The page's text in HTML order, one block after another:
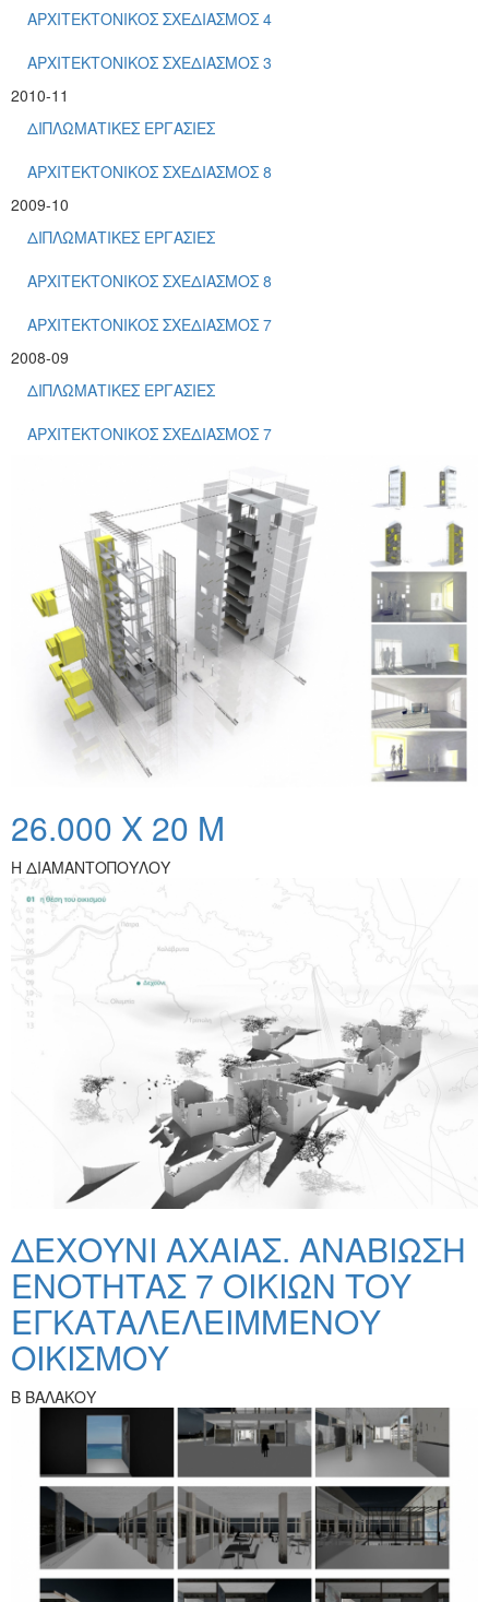
ΑΡΧΙΤΕΚΤΟΝΙΚΟΣ ΣΧΕΔΙΑΣΜΟΣ 4
ΑΡΧΙΤΕΚΤΟΝΙΚΟΣ ΣΧΕΔΙΑΣΜΟΣ 3
2010-11
ΔΙΠΛΩΜΑΤΙΚΕΣ ΕΡΓΑΣΙΕΣ
ΑΡΧΙΤΕΚΤΟΝΙΚΟΣ ΣΧΕΔΙΑΣΜΟΣ 8
2009-10
ΔΙΠΛΩΜΑΤΙΚΕΣ ΕΡΓΑΣΙΕΣ
ΑΡΧΙΤΕΚΤΟΝΙΚΟΣ ΣΧΕΔΙΑΣΜΟΣ 8
ΑΡΧΙΤΕΚΤΟΝΙΚΟΣ ΣΧΕΔΙΑΣΜΟΣ 7
2008-09
ΔΙΠΛΩΜΑΤΙΚΕΣ ΕΡΓΑΣΙΕΣ
ΑΡΧΙΤΕΚΤΟΝΙΚΟΣ ΣΧΕΔΙΑΣΜΟΣ 7
26.000 X 20 Μ
Η ΔΙΑΜΑΝΤΟΠΟΥΛΟΥ
ΔΕΧΟΥΝΙ ΑΧΑIΑΣ. ΑΝΑΒΙΩΣΗ
ΕΝΟΤΗΤΑΣ 7 ΟΙΚΙΩΝ ΤΟΥ
ΕΓΚΑΤΑΛΕΛΕΙΜΜΕΝΟΥ
ΟΙΚΙΣΜΟΥ
Β ΒΑΛΑΚΟΥ